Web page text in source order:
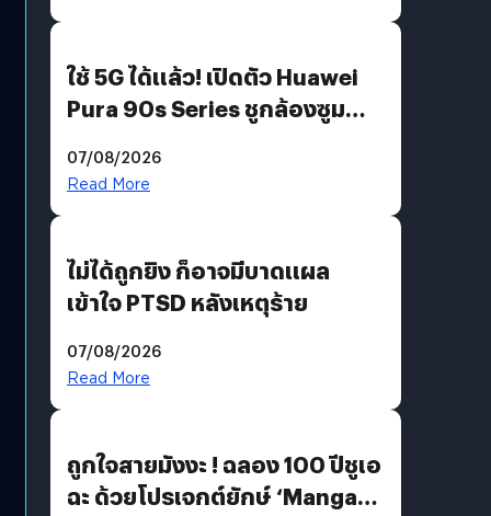
ใช้ 5G ได้แล้ว! เปิดตัว Huawei
Pura 90s Series ชูกล้องซูม
07/08/2026
Read More
ไม่ได้ถูกยิง ก็อาจมีบาดแผล
เข้าใจ PTSD หลังเหตุร้าย
07/08/2026
Read More
ถูกใจสายมังงะ ! ฉลอง 100 ปีชูเอ
ฉะ ด้วยโปรเจกต์ยักษ์ ‘Manga